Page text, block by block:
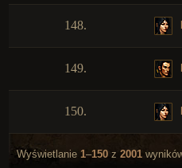
148.
149.
150.
Wyświetlanie 1–150 z 2001